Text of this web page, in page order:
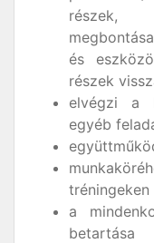
részek,
és
részek
elvégzi a
egyéb
a
betartása